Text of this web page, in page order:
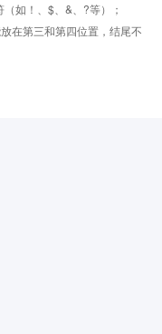
如！、$、&、?等）；
在第三和第四位置，结尾不